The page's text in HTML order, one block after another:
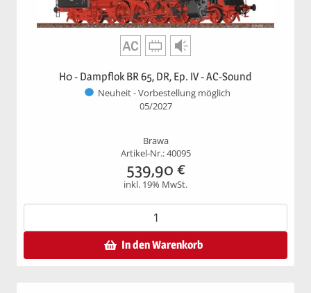
H0 - Dampflok BR 65, DR, Ep. IV - AC-Sound
Neuheit - Vorbestellung möglich
05/2027
Brawa
Artikel-Nr.: 40095
539,90 €
inkl. 19% MwSt.
In den Warenkorb